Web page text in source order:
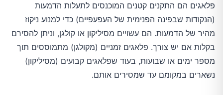
פלאגים הם התקנים קטנים המוכנסים לתעלות הדמעות
(הנקודות שבפינה הפנימית של העפעפיים) כדי למנוע ניקוז
מהיר של הדמעות. הם עשויים מסיליקון או קולגן, וניתן להסירם
בקלות אם יש צורך. פלאגים זמניים (מקולגן) מתמוססים תוך
מספר ימים או שבועות, בעוד שפלאגים קבועים (מסיליקון)
נשארים במקומם עד שמסירים אותם.